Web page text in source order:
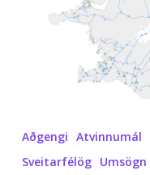
Aðgengi Atvinnumál
Sveitarfélög Umsögn